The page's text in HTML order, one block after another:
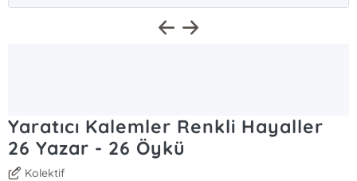
Yaratıcı Kalemler Renkli Hayaller
26 Yazar - 26 Öykü
Kolektif